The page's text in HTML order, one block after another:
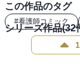
この作品のタグ
#看護師コミック
シリーズ作品(32